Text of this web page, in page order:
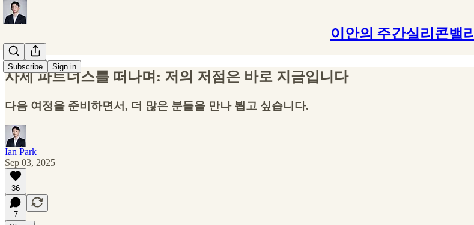
이안의 주간실리콘밸리
Subscribe Sign in
사제 파트너스를 떠나며: 저의 저점은 바로 지금입니다
다음 여정을 준비하면서, 더 많은 분들을 만나 뵙고 싶습니다.
Ian Park
Sep 03, 2025
36
7